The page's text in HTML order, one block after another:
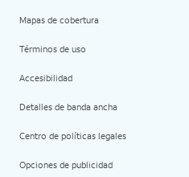
Mapas de cobertura
Términos de uso
Accesibilidad
Detalles de banda ancha
Centro de políticas legales
Opciones de publicidad